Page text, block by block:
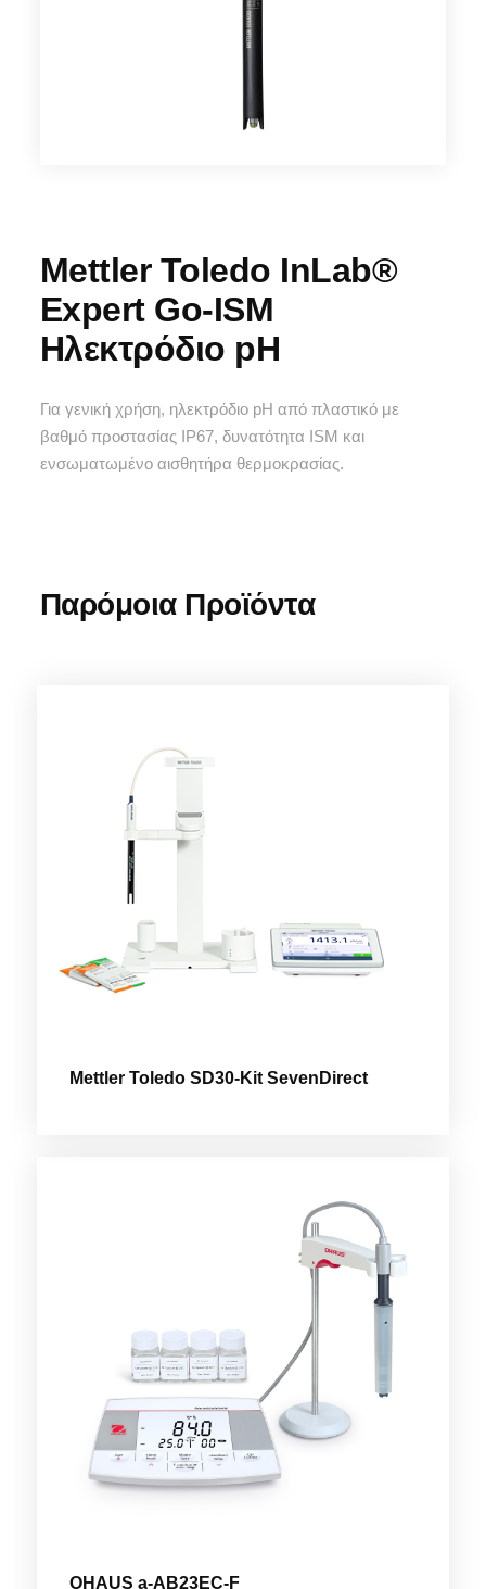
Mettler Toledo InLab®
Expert Go-ISM
Ηλεκτρόδιο pH
Για γενική χρήση, ηλεκτρόδιο pH από πλαστικό με
βαθμό προστασίας IP67, δυνατότητα ISM και
ενσωματωμένο αισθητήρα θερμοκρασίας.
Παρόμοια Προϊόντα
Mettler Toledo SD30-Kit SevenDirect
OHAUS a-AB23EC-F